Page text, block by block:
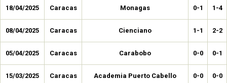
18/04/2025 Caracas Monagas 0-1 1-4
08/04/2025 Caracas Cienciano 1-1 2-2
05/04/2025 Caracas Carabobo 0-0 0-1
15/03/2025 Caracas Academia Puerto Cabello 0-0 0-0